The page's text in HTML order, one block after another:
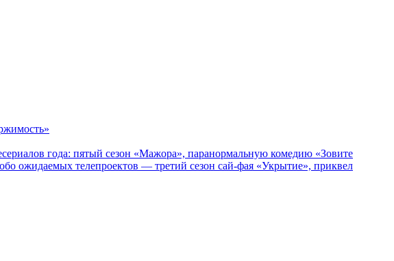
года: пятый сезон «Мажора», паранормальную комедию «Зовите
ожидаемых телепроектов — третий сезон сай-фая «Укрытие», приквел